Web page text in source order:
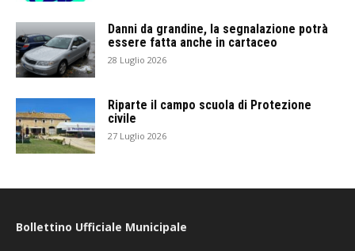
Danni da grandine, la segnalazione potrà
essere fatta anche in cartaceo
28 Luglio 2026
Riparte il campo scuola di Protezione
civile
27 Luglio 2026
Bollettino Ufficiale Municipale